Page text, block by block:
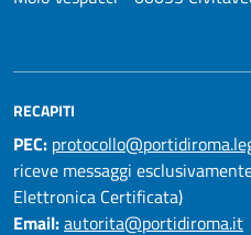
RECAPITI
PEC:
riceve messaggi
Elettronica Certificata)
Email:autorita@portidiroma.it